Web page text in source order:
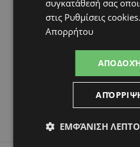
συγκατάθεσή σας
στις Ρυθμίσεις cookies.
Απορρήτου
ΕΜΦΆΝΙΣΗ